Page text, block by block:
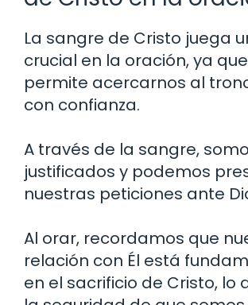
La sangre de Cristo juega
crucial en la oración, ya
permite acercarnos al
con confianza.
A través de la sangre,
justificados y podemos
nuestras peticiones ante
Al orar, recordamos que
relación con Él está
en el sacrificio de Cristo, lo